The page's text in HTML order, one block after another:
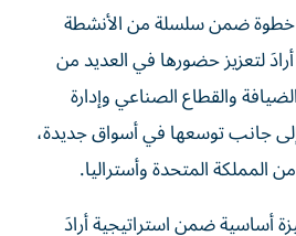
ضمن سلسلة من الأنشطة
أرادَ لتعزيز حضورها في العديد من
والقطاع الصناعي وإدارة
إلى جانب توسعها في أسواق جديدة،
المملكة المتحدة وأستراليا.
أساسية ضمن استراتيجية أرادَ